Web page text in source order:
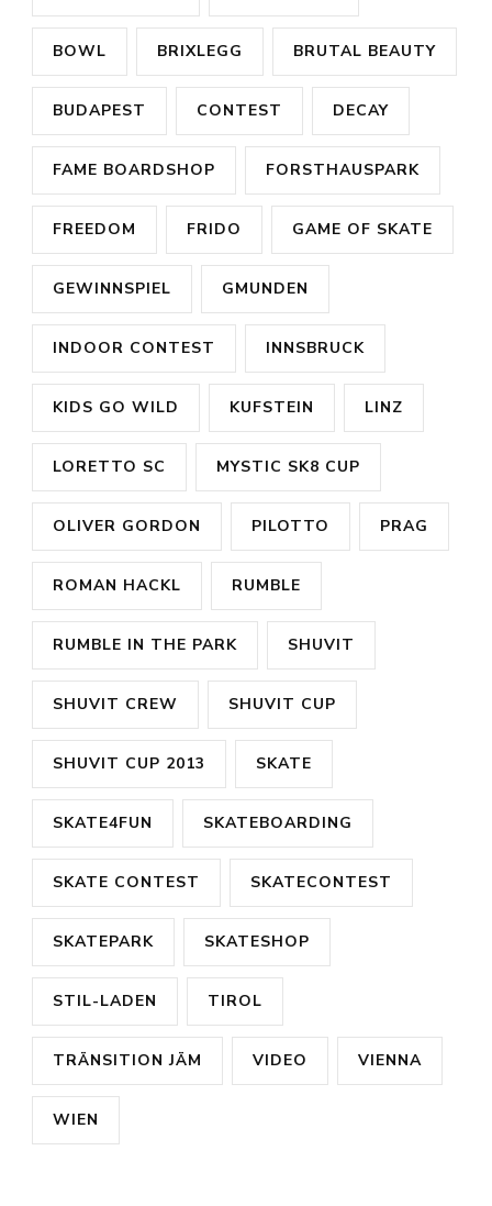
BOWL BRIXLEGG BRUTAL BEAUTY
BUDAPEST CONTEST DECAY
FAME BOARDSHOP FORSTHAUSPARK
FREEDOM FRIDO GAME OF SKATE
GEWINNSPIEL GMUNDEN
INDOOR CONTEST INNSBRUCK
KIDS GO WILD KUFSTEIN LINZ
LORETTO SC MYSTIC SK8 CUP
OLIVER GORDON PILOTTO PRAG
ROMAN HACKL RUMBLE
RUMBLE IN THE PARK SHUVIT
SHUVIT CREW SHUVIT CUP
SHUVIT CUP 2013 SKATE
SKATE4FUN SKATEBOARDING
SKATE CONTEST SKATECONTEST
SKATEPARK SKATESHOP
STIL-LADEN TIROL
TRÄNSITION JÄM VIDEO VIENNA
WIEN